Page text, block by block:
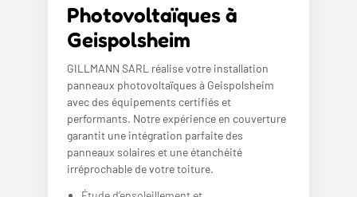
Photovoltaïques à
Geispolsheim
GILLMANN SARL réalise votre installation
panneaux photovoltaïques à Geispolsheim
avec des équipements certifiés et
performants. Notre expérience en couverture
garantit une intégration parfaite des
panneaux solaires et une étanchéité
irréprochable de votre toiture.